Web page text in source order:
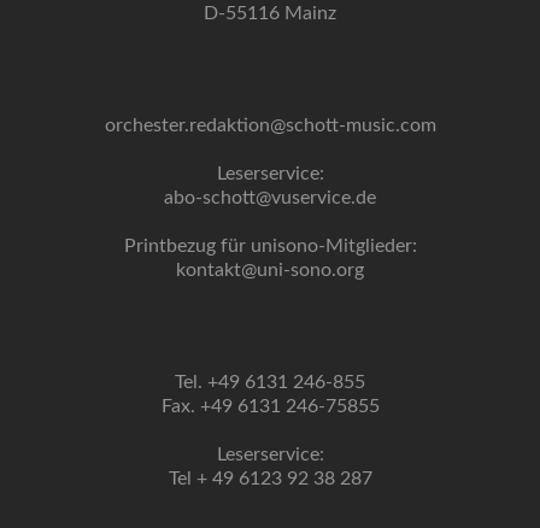
D-55116 Mainz
orchester.redaktion@schott-music.com
Leserservice:
abo-schott@vuservice.de
Printbezug für unisono-Mitglieder:
kontakt@uni-sono.org
Tel. +49 6131 246-855
Fax. +49 6131 246-75855
Leserservice:
Tel + 49 6123 92 38 287